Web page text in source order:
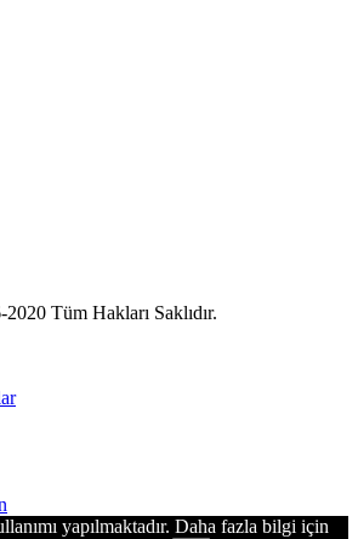
DSS Ödeme Güvenliği
Tüm Hakları Saklıdır.
yapılmaktadır. Daha fazla bilgi için